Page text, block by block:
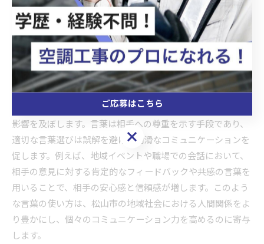
信する側もそれぞれの立場から学び合うことで、個々のコミ
ュニケーションスキルが向上します。フィードバックによっ
て生まれるオープンなコミュニケーションは、地域全体の一
体感を高める効果があります。
言葉の選び方がもたらす影響
松山市で良好な人間関係を築くには、言葉の選び方が大きな
影響を及ぼします。言葉は相手への尊重を示す手段であり、
適切な言葉選びは誤解を避け、円滑なコミュニケーションを
促します。例えば、地域イベントや職場での会話において、
相手の意見に対する肯定的なフィードバックや共感の言葉を
用いることで、相手の安心感と信頼感が増します。このよう
な言葉の使い方は、松山市の地域社会における人間関係をよ
り豊かにし、個々のコミュニケーション力を高めるのに寄与
します。
ご応募はこちら
ご応募はこちら